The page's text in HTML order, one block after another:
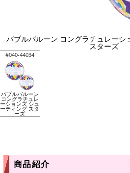
バブルバルーン コングラチュレーシ
スターズ
#040-44034
バブルバルーン
コングラチュレ
ーションズ シュ
ーティング スタ
ーズ
商品紹介